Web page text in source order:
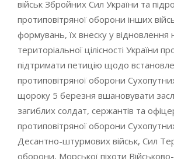
військ Збройних Сил України та
протиповітряної оборони інших
формувань, їх внеску у відновлення
територіальної цілісності України
підтримати петицію щодо
протиповітряної оборони
щороку 5 березня вшановувати
загиблих солдат, сержантів та
протиповітряної оборони
Десантно-штурмових військ, Сил
оборони, Морської піхоти